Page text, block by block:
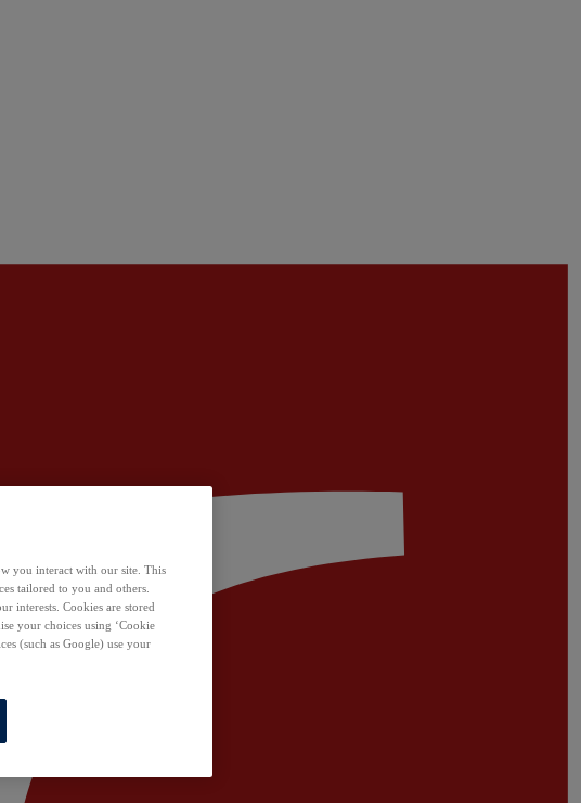
you interact with our site. This
tailored to you and others.
interests. Cookies are stored
your choices using ‘Cookie
(such as Google) use your